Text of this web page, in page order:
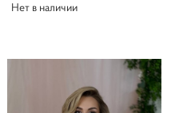
Нет в наличии